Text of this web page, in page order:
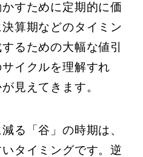
すために定期的に価
算期などのタイミン
るための大幅な値引
イクルを理解すれ
見えてきます。
る「谷」の時期は、
タイミングです。逆